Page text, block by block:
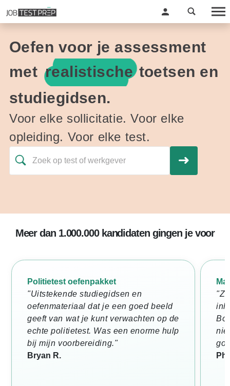
Oefen voor je assessment
met realistischetoetsen en
studiegidsen.
Voor elke sollicitatie. Voor elke
opleiding. Voor elke test.
Meer dan 1.000.000 kandidaten gingen je voor
Politietest oefenpakket
"Uitstekende studiegidsen en
oefenmateriaal dat je een goed beeld
geeft van wat je kunt verwachten op de
echte politietest. Was een enorme hulp
bij mijn voorbereiding."
Bryan R.